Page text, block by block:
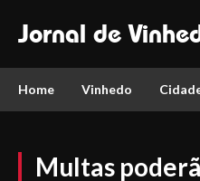
Jornal de
Home Vinhedo
Multas